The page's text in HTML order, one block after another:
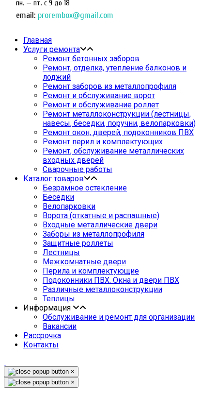
пн. — пт. c 9 до 18
email: prorembox@gmail.com
Главная
Услуги ремонта
Ремонт бетонных заборов
Ремонт, отделка, утепление балконов и
лоджий
Ремонт заборов из металлопрофиля
Ремонт и обслуживание ворот
Ремонт и обслуживание роллет
Ремонт металлоконструкции (лестницы,
навесы, беседки, поручни, велопарковки)
Ремонт окон, дверей, подоконников ПВХ
Ремонт перил и комплектующих
Ремонт, обслуживание металлических
входных дверей
Сварочные работы
Каталог товаров
Безрамное остекление
Беседки
Велопарковки
Ворота (откатные и распашные)
Входные металлические двери
Заборы из металлопрофиля
Защитные роллеты
Лестницы
Межкомнатные двери
Перила и комплектующие
Подоконники ПВХ. Окна и двери ПВХ
Различные металлоконструкции
Теплицы
Информация
Обслуживание и ремонт для организации
Вакансии
Рассрочка
Контакты
×
×